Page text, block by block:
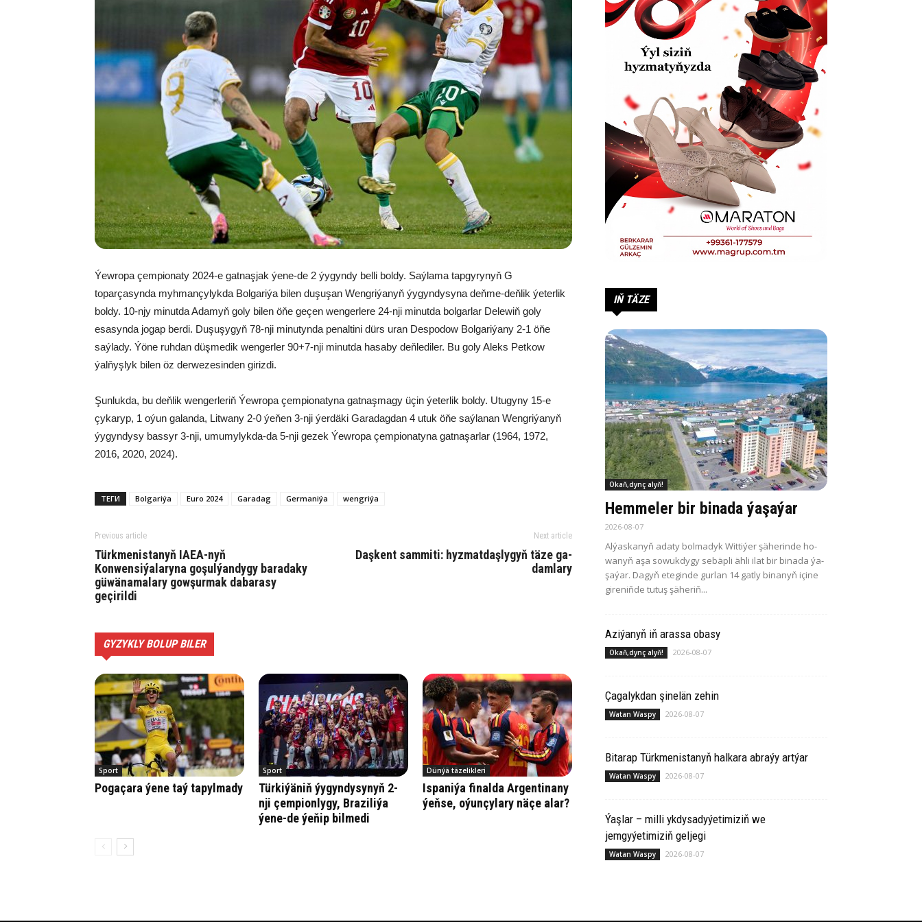
Ýewropa çempionaty 2024-e gatnaşjak ýene-de 2 ýygyndy belli boldy. Saýlama tapgyrynyň G
toparçasynda myhmançylykda Bolgariýa bilen duşuşan Wengriýanyň ýygyndysyna deňme-deňlik ýeterlik
boldy. 10-njy minutda Adamyň goly bilen öňe geçen wengerlere 24-nji minutda bolgarlar Delewiň goly
esasynda jogap berdi. Duşuşygyň 78-nji minutynda penaltini dürs uran Despodow Bolgariýany 2-1 öňe
saýlady. Ýöne ruhdan düşmedik wengerler 90+7-nji minutda hasaby deňlediler. Bu goly Aleks Petkow
ýalňyşlyk bilen öz derwezesinden girizdi.
Şunlukda, bu deňlik wengerleriň Ýewropa çempionatyna gatnaşmagy üçin ýeterlik boldy. Utugyny 15-e
çykaryp, 1 oýun galanda, Litwany 2-0 ýeňen 3-nji ýerdäki Garadagdan 4 utuk öňe saýlanan Wengriýanyň
ýygyndysy bassyr 3-nji, umumylykda-da 5-nji gezek Ýewropa çempionatyna gatnaşarlar (1964, 1972,
2016, 2020, 2024).
ТЕГИ Bolgariýa Euro 2024 Garadag Germaniýa wengriýa
Previous article
Türkmenistanyň IAEA-nyň
Konwensiýalaryna goşulýandygy baradaky
güwänamalary gowşurmak dabarasy
geçirildi
Next article
Daş­kent sam­mi­ti: hyz­mat­daş­ly­gyň tä­ze ga­
dam­la­ry
GYZYKLY BOLUP BILER
Sport
Pogaçara ýene taý tapylmady
Sport
Türkiýäniň ýygyndysynyň 2-
nji çempionlygy, Braziliýa
ýene-de ýeňip bilmedi
Dünýä täzelikleri
Ispaniýa finalda Argentinany
ýeňse, oýunçylary näçe alar?
IŇ TÄZE
Okaň,dynç alyň!
Hem­me­ler bir bi­na­da ýa­şa­ýar
2026-08-07
Al­ýas­ka­nyň ada­ty bol­ma­dyk Wit­ti­ýer şä­he­rin­de ho­
wa­nyň aşa so­wuk­dy­gy se­bäp­li äh­li ilat bir bi­na­da ýa­
şa­ýar. Da­gyň ete­gin­de gur­lan 14 gat­ly bi­na­nyň içi­ne
gi­re­niň­de tu­tuş şä­he­riň...
Azi­ýa­nyň iň aras­sa oba­sy
Okaň,dynç alyň! 2026-08-07
Çagalykdan şinelän zehin
Watan Waspy 2026-08-07
Bitarap Türkmenistanyň halkara abraýy artýar
Watan Waspy 2026-08-07
Ýaşlar – milli ykdysadyýetimiziň we
jemgyýetimiziň geljegi
Watan Waspy 2026-08-07